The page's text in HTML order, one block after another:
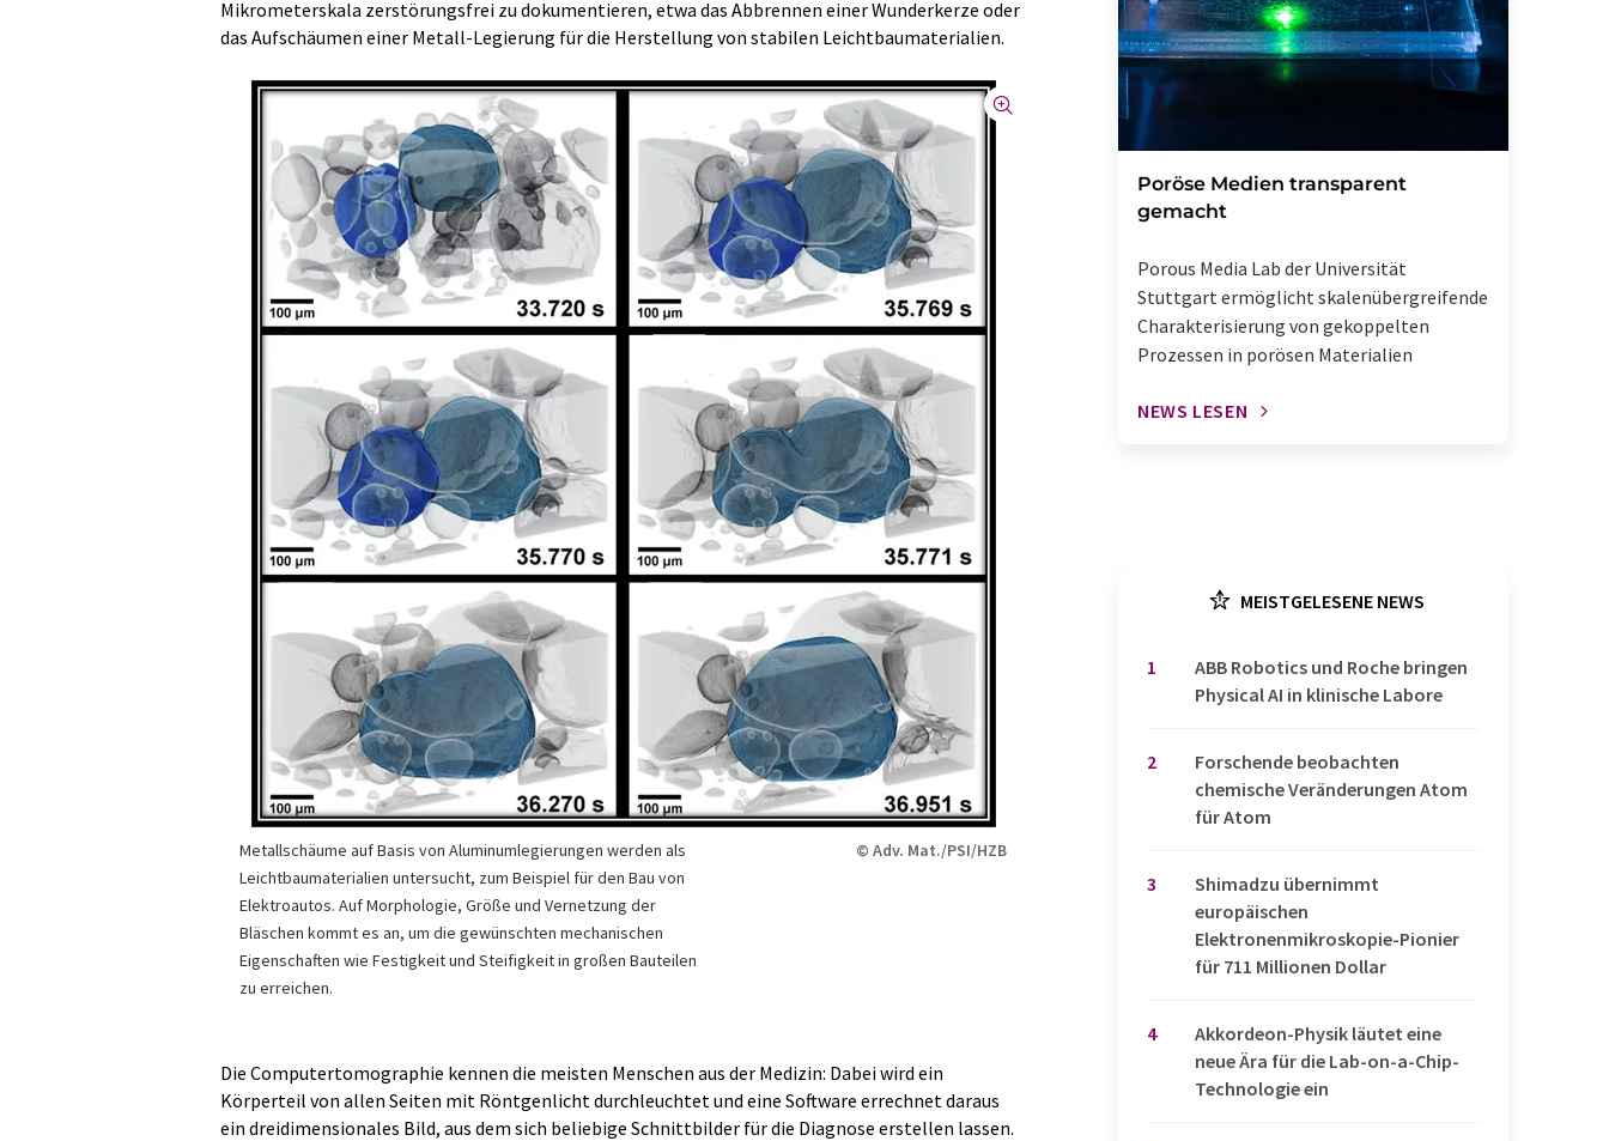
Mikrometerskala zerstörungsfrei zu dokumentieren, etwa das Abbrennen einer Wunderkerze oder
das Aufschäumen einer Metall-Legierung für die Herstellung von stabilen Leichtbaumaterialien.
Metallschäume auf Basis von Aluminumlegierungen werden als
Leichtbaumaterialien untersucht, zum Beispiel für den Bau von
Elektroautos. Auf Morphologie, Größe und Vernetzung der
Bläschen kommt es an, um die gewünschten mechanischen
Eigenschaften wie Festigkeit und Steifigkeit in großen Bauteilen
zu erreichen.
© Adv. Mat./PSI/HZB
Die Computertomographie kennen die meisten Menschen aus der Medizin: Dabei wird ein
Körperteil von allen Seiten mit Röntgenlicht durchleuchtet und eine Software errechnet daraus
ein dreidimensionales Bild, aus dem sich beliebige Schnittbilder für die Diagnose erstellen lassen.
Poröse Medien transparent
gemacht
Porous Media Lab der Universität
Stuttgart ermöglicht skalenübergreifende
Charakterisierung von gekoppelten
Prozessen in porösen Materialien
NEWS LESEN
MEISTGELESENE NEWS
1
​​​​​​​ABB Robotics und Roche bringen
Physical AI in klinische Labore
2
Forschende beobachten
chemische Veränderungen Atom
für Atom
3
Shimadzu übernimmt
europäischen
Elektronenmikroskopie-Pionier
für 711 Millionen Dollar
4
Akkordeon-Physik läutet eine
neue Ära für die Lab-on-a-Chip-
Technologie ein